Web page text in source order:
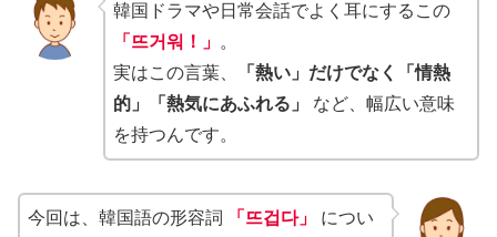
韓国ドラマや日常会話でよく耳にするこの
「뜨거워！」 。
実はこの言葉、
「熱い」だけでなく「情熱
的」「熱気にあふれる」
など、幅広い意味
を持つんです。
今回は、韓国語の形容詞 「뜨겁다」
につい